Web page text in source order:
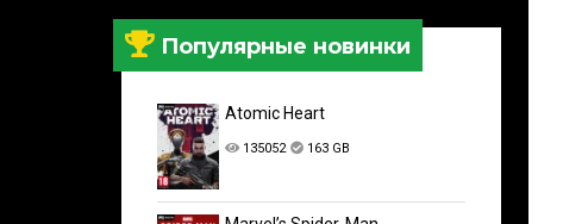
Популярные новинки
Atomic Heart
135052 163 GB